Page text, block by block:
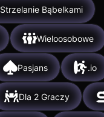
Strzelanie Bąbelkami
Wieloosobowe
Pasjans .io
Dla 2 Graczy